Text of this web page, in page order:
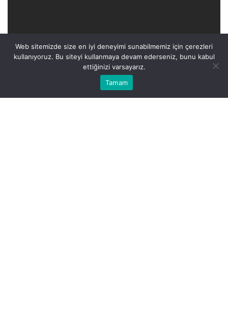
Bu web sitesinde en iyi deneyimi yaşamanızı sağlamak için
Eczaneler
Web sitemizde size en iyi deneyimi sunabilmemiz için çerezleri
kullanıyoruz. Bu siteyi kullanmaya devam ederseniz, bunu kabul
ettiğinizi varsayarız.
Tamam